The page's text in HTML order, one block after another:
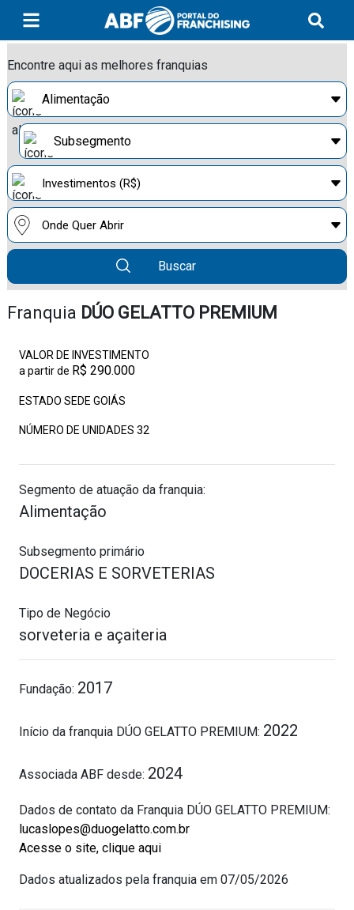
Encontre aqui as melhores franquias
Buscar
Franquia DÚO GELATTO PREMIUM
VALOR DE INVESTIMENTO
a partir de R$ 290.000
ESTADO SEDE GOIÁS
NÚMERO DE UNIDADES 32
Segmento de atuação da franquia:
Alimentação
Subsegmento primário
DOCERIAS E SORVETERIAS
Tipo de Negócio
sorveteria e açaiteria
Fundação: 2017
Início da franquia DÚO GELATTO PREMIUM: 2022
Associada ABF desde: 2024
Dados de contato da Franquia DÚO GELATTO PREMIUM:
lucaslopes@duogelatto.com.br
Acesse o site, clique aqui
Dados atualizados pela franquia em 07/05/2026